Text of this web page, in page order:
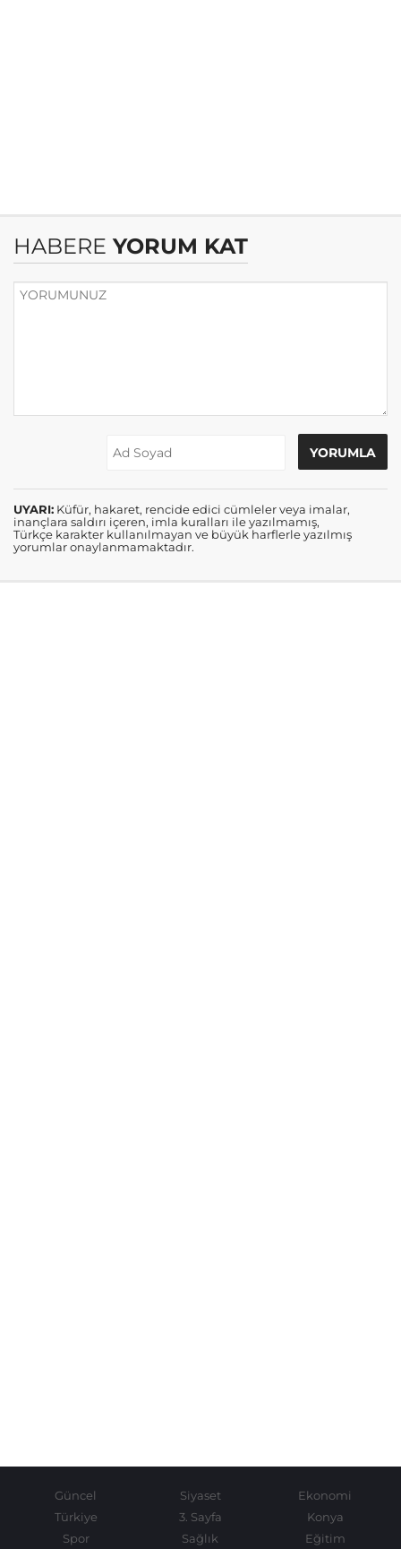
HABERE YORUM KAT
UYARI: Küfür, hakaret, rencide edici cümleler veya imalar,
inançlara saldırı içeren, imla kuralları ile yazılmamış,
Türkçe karakter kullanılmayan ve büyük harflerle yazılmış
yorumlar onaylanmamaktadır.
Güncel Siyaset
Ekonomi
Türkiye
3. Sayfa
Konya
Spor
Sağlık Eğitim